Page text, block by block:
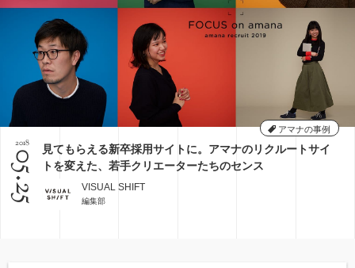
アマナの事例
2018
05.25
見てもらえる新卒採用サイトに。アマナのリクルートサイ
トを変えた、若手クリエーターたちのセンス
VISUAL SHIFT
編集部